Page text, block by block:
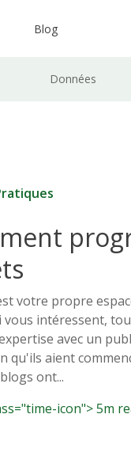
Blog
Données
votre propre
vous intéressent,
avec un
qu'ils aient
ont...
icon"> 5m